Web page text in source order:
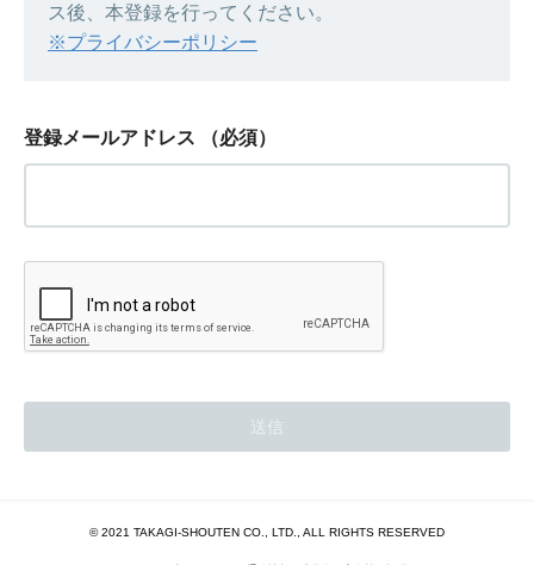
ス後、本登録を行ってください。
※プライバシーポリシー
登録メールアドレス （必須）
© 2021 TAKAGI-SHOUTEN CO., LTD., ALL RIGHTS RESERVED